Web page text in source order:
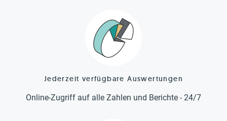
Jederzeit verfügbare Auswertungen
Online-Zugriff auf alle Zahlen und Berichte - 24/7